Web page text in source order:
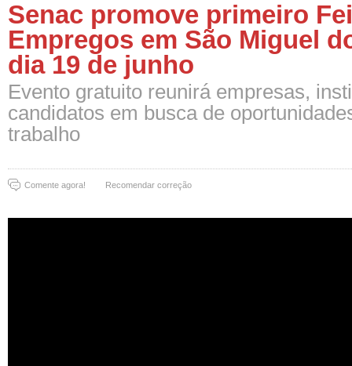
Senac promove primeiro
Empregos em São Miguel
dia 19 de junho
Evento gratuito reunirá empresas,
candidatos em busca de
trabalho
Comente agora! Recomendar correção